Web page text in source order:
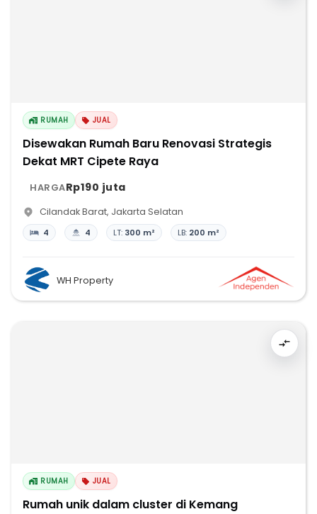
RUMAH JUAL
Disewakan Rumah Baru Renovasi Strategis
Dekat MRT Cipete Raya
HARGARp190 juta
Cilandak Barat, Jakarta Selatan
4 4 LT: 300 m² LB: 200 m²
WH Property
RUMAH JUAL
Rumah unik dalam cluster di Kemang